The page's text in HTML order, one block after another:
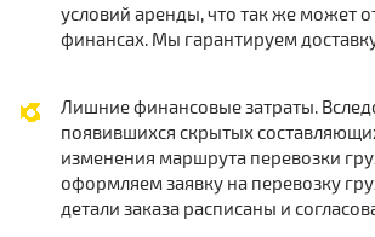
условий аренды, что так же может
финансах. Мы гарантируем
Лишние финансовые затраты.
появившихся скрытых
изменения маршрута перевозки
оформляем заявку на перевозку
детали заказа расписаны и